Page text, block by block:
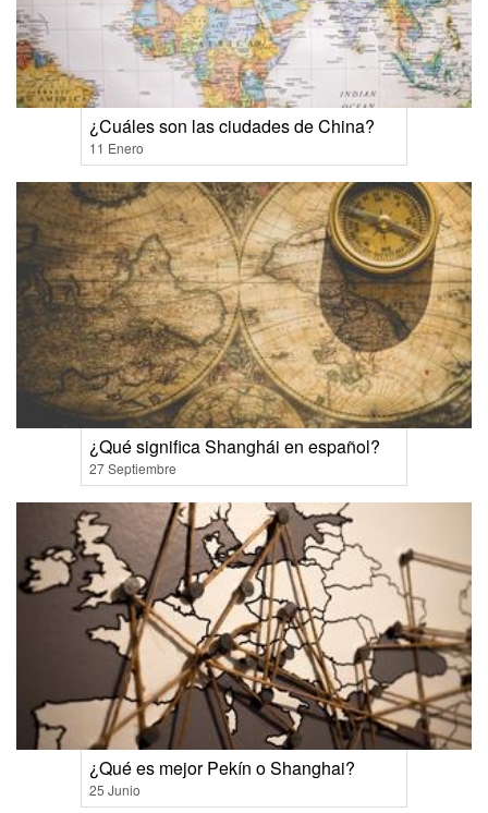
¿Cuáles son las ciudades de China?
11 Enero
¿Qué significa Shanghái en español?
27 Septiembre
¿Qué es mejor Pekín o Shanghai?
25 Junio